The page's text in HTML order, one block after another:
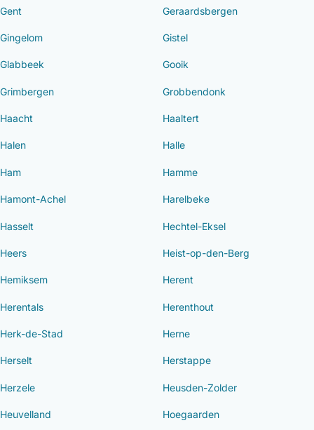
Gent Geraardsbergen
Gingelom Gistel
Glabbeek Gooik
Grimbergen Grobbendonk
Haacht Haaltert
Halen Halle
Ham Hamme
Hamont-Achel Harelbeke
Hasselt Hechtel-Eksel
Heers Heist-op-den-Berg
Hemiksem Herent
Herentals Herenthout
Herk-de-Stad Herne
Herselt Herstappe
Herzele Heusden-Zolder
Heuvelland Hoegaarden